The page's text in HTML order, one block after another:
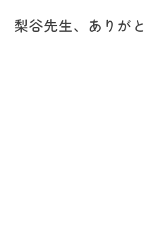
梨谷先生、ありが